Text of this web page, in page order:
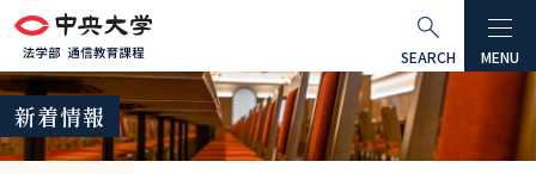
グ
ー
バ
ル
本
へ
ロ
カ
ル
ナ
フ
タ
ー
へ
MENU
SEARCH
新着情報